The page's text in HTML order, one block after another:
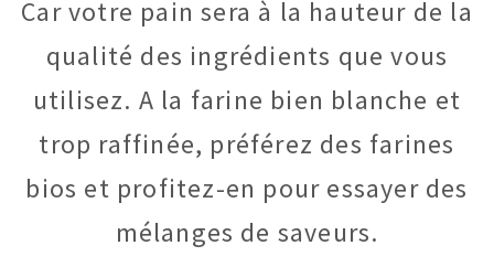
Car votre pain sera à la hauteur de la
qualité des ingrédients que vous
utilisez. A la farine bien blanche et
trop raffinée, préférez des farines
bios et profitez-en pour essayer des
mélanges de saveurs.